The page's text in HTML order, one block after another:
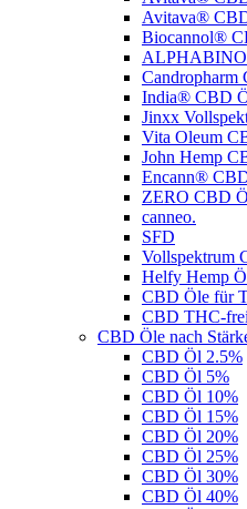
Avitava®
Biocannol®
Candropharm
India® CBD
Jinxx
Vita Oleum
John Hemp
Encann®
ZERO CBD
canneo.
SFD
Vollspektrum
Helfy Hemp
CBD Öle für
CBD THC-
CBD Öle nach
CBD Öl 2.5%
CBD Öl 5%
CBD Öl 10%
CBD Öl 15%
CBD Öl 20%
CBD Öl 25%
CBD Öl 30%
CBD Öl 40%